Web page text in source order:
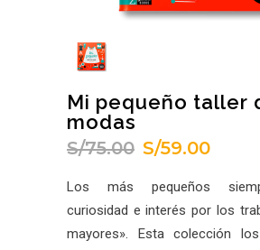
Mi pequeño taller
modas
S/75.00 El
original
era:
S/75.00.
S/59.00El
actual
es:
S/59.00.
Los más pequeños
curiosidad e interés por los
mayores». Esta colección